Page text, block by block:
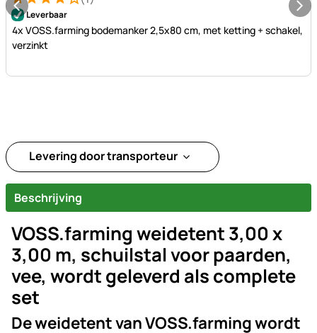
Beoordeling: 4 van 5 (1 beoordelingen)
1 Bewertung
Leverbaar
4x VOSS.farming bodemanker 2,5x80 cm, met ketting + schakel,
verzinkt
Levering door transporteur
Beschrijving
VOSS.farming weidetent 3,00 x
3,00 m, schuilstal voor paarden,
vee, wordt geleverd als complete
set
De weidetent van VOSS.farming wordt